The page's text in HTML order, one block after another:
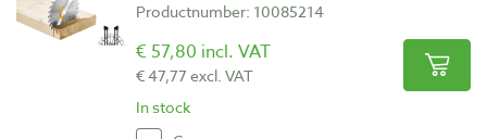
Productnumber: 10085214
€ 57,80 incl. VAT
€ 47,77 excl. VAT
In stock